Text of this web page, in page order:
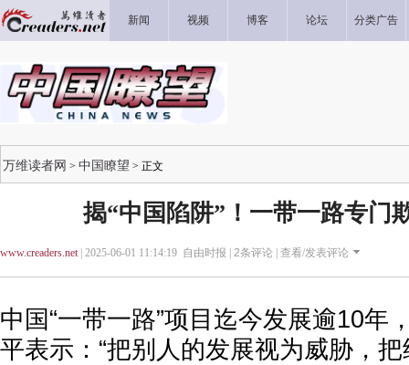
新闻 视频 博客 论坛 分类广告
万维读者网 > 中国瞭望 > 正文
揭“中国陷阱”！一带一路专门
www.creaders.net| 2025-06-01 11:14:19 自由时报 | 2条评论 | 查看/发表评论
中国“一带一路”项目迄今发展逾10年
平表示：“把别人的发展视为威胁，